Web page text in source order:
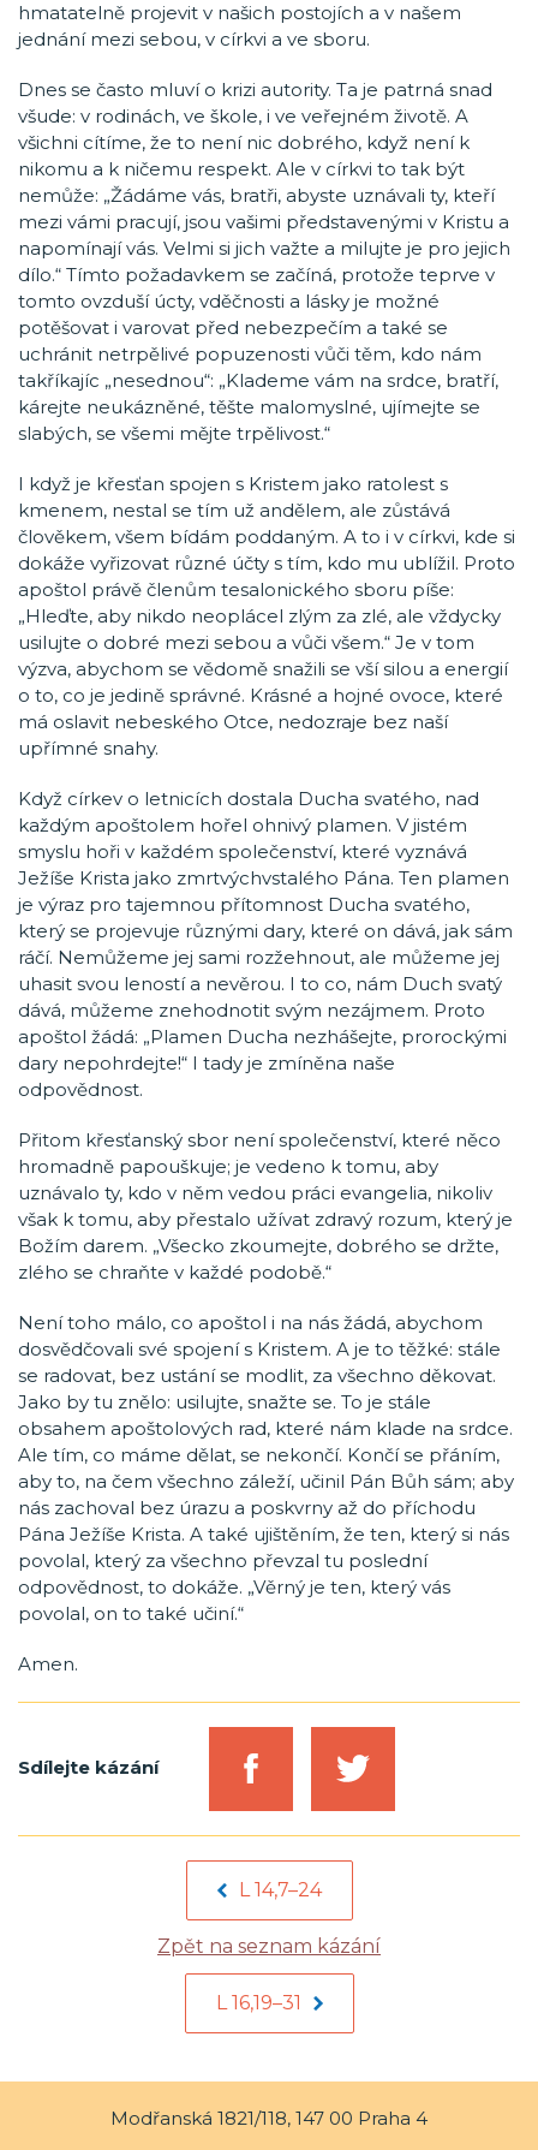
hmatatelně projevit v našich postojích a v našem
jednání mezi sebou, v církvi a ve sboru.
Dnes se často mluví o krizi autority. Ta je patrná snad
všude: v rodinách, ve škole, i ve veřejném životě. A
všichni cítíme, že to není nic dobrého, když není k
nikomu a k ničemu respekt. Ale v církvi to tak být
nemůže: „Žádáme vás, bratři, abyste uznávali ty, kteří
mezi vámi pracují, jsou vašimi představenými v Kristu a
napomínají vás. Velmi si jich važte a milujte je pro jejich
dílo.“ Tímto požadavkem se začíná, protože teprve v
tomto ovzduší úcty, vděčnosti a lásky je možné
potěšovat i varovat před nebezpečím a také se
uchránit netrpělivé popuzenosti vůči těm, kdo nám
takříkajíc „nesednou“: „Klademe vám na srdce, bratří,
kárejte neukázněné, těšte malomyslné, ujímejte se
slabých, se všemi mějte trpělivost.“
I když je křesťan spojen s Kristem jako ratolest s
kmenem, nestal se tím už andělem, ale zůstává
člověkem, všem bídám poddaným. A to i v církvi, kde si
dokáže vyřizovat různé účty s tím, kdo mu ublížil. Proto
apoštol právě členům tesalonického sboru píše:
„Hleďte, aby nikdo neoplácel zlým za zlé, ale vždycky
usilujte o dobré mezi sebou a vůči všem.“ Je v tom
výzva, abychom se vědomě snažili se vší silou a energií
o to, co je jedině správné. Krásné a hojné ovoce, které
má oslavit nebeského Otce, nedozraje bez naší
upřímné snahy.
Když církev o letnicích dostala Ducha svatého, nad
každým apoštolem hořel ohnivý plamen. V jistém
smyslu hoři v každém společenství, které vyznává
Ježíše Krista jako zmrtvýchvstalého Pána. Ten plamen
je výraz pro tajemnou přítomnost Ducha svatého,
který se projevuje různými dary, které on dává, jak sám
ráčí. Nemůžeme jej sami rozžehnout, ale můžeme jej
uhasit svou leností a nevěrou. I to co, nám Duch svatý
dává, můžeme znehodnotit svým nezájmem. Proto
apoštol žádá: „Plamen Ducha nezhášejte, prorockými
dary nepohrdejte!“ I tady je zmíněna naše
odpovědnost.
Přitom křesťanský sbor není společenství, které něco
hromadně papouškuje; je vedeno k tomu, aby
uznávalo ty, kdo v něm vedou práci evangelia, nikoliv
však k tomu, aby přestalo užívat zdravý rozum, který je
Božím darem. „Všecko zkoumejte, dobrého se držte,
zlého se chraňte v každé podobě.“
Není toho málo, co apoštol i na nás žádá, abychom
dosvědčovali své spojení s Kristem. A je to těžké: stále
se radovat, bez ustání se modlit, za všechno děkovat.
Jako by tu znělo: usilujte, snažte se. To je stále
obsahem apoštolových rad, které nám klade na srdce.
Ale tím, co máme dělat, se nekončí. Končí se přáním,
aby to, na čem všechno záleží, učinil Pán Bůh sám; aby
nás zachoval bez úrazu a poskvrny až do příchodu
Pána Ježíše Krista. A také ujištěním, že ten, který si nás
povolal, který za všechno převzal tu poslední
odpovědnost, to dokáže. „Věrný je ten, který vás
povolal, on to také učiní.“
Amen.
Sdílejte kázání
L 14,7–24
Zpět na seznam kázání
L 16,19–31
Modřanská 1821/118, 147 00 Praha 4